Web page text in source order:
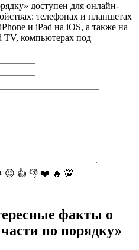
доступен для онлайн-
телефонах и планшетах
и iPad на iOS, а также на
TV, компьютерах под
😡 👍 👎 ❤️ 🔥 💯
факты о
по порядку»